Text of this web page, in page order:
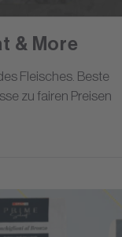
& More
Fleisches. Beste
zu fairen Preisen